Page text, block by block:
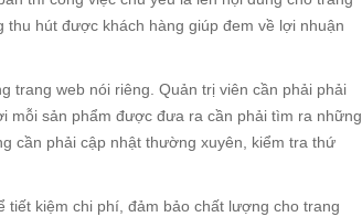
hút được khách hàng giúp đem về lợi nhuận
trang web nói riêng. Quản trị viên cần phải phải
sản phẩm được đưa ra cần phải tìm ra những
cần phải cập nhật thường xuyên, kiểm tra thứ
tiết kiệm chi phí, đảm bảo chất lượng cho trang